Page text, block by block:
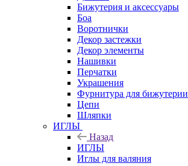
Бижутерия и аксессуары
Боа
Воротнички
Декор застежки
Декор элементы
Нашивки
Перчатки
Украшения
Фурнитура для бижутерии
Цепи
Шляпки
ИГЛЫ
Назад
ИГЛЫ
Иглы для валяния